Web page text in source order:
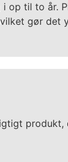
op til to år.
gør det